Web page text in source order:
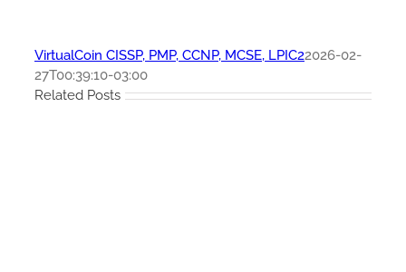
VirtualCoin CISSP, PMP, CCNP, MCSE, LPIC22026-02-
27T00:39:10-03:00
Related Posts